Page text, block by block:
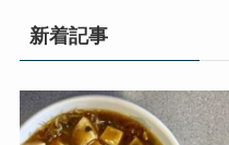
新着記事